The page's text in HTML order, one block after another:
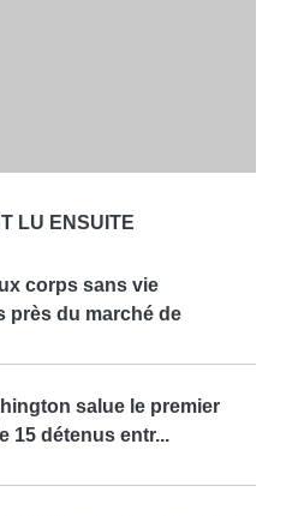
LU ENSUITE
corps sans vie
près du marché de
salue le premier
15 détenus entr...